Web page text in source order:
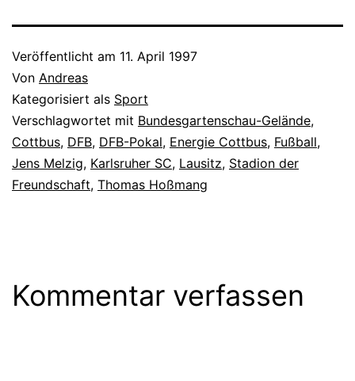
Veröffentlicht am 11. April 1997
Von Andreas
Kategorisiert als Sport
Verschlagwortet mit Bundesgartenschau-Gelände,
Cottbus, DFB, DFB-Pokal, Energie Cottbus, Fußball,
Jens Melzig, Karlsruher SC, Lausitz, Stadion der
Freundschaft, Thomas Hoßmang
Kommentar verfassen